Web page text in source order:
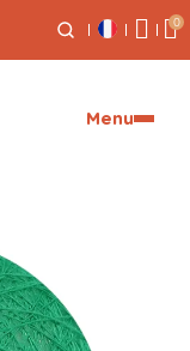
0
Menu